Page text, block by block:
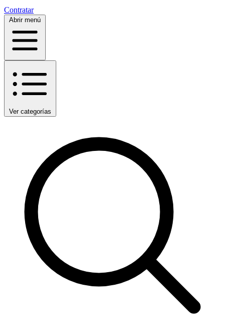
Contratar
Abrir menú
Ver categorías